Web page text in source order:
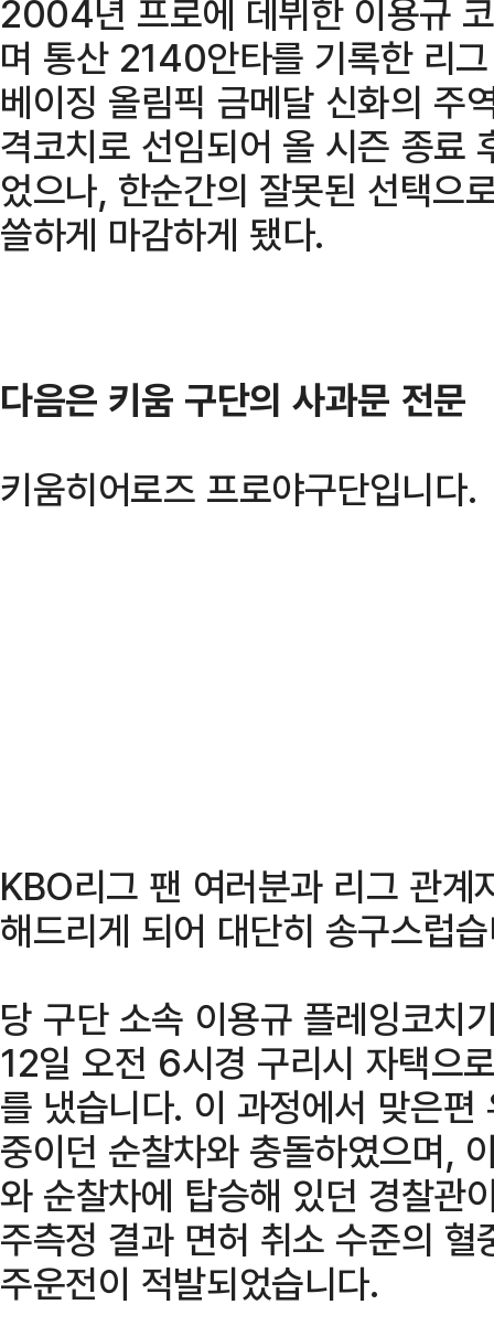
2004년 프로에 데뷔한 이용규
며 통산 2140안타를 기록한 리
베이징 올림픽 금메달 신화의 주
격코치로 선임되어 올 시즌 종료
었으나, 한순간의 잘못된 선택으
쓸하게 마감하게 됐다.
다음은 키움 구단의 사과문 전문
키움히어로즈 프로야구단입니다.
KBO리그 팬 여러분과 리그 관계
해드리게 되어 대단히 송구스럽
당 구단 소속 이용규 플레잉코치
12일 오전 6시경 구리시 자택으
를 냈습니다. 이 과정에서 맞은
중이던 순찰차와 충돌하였으며,
와 순찰차에 탑승해 있던 경찰관
주측정 결과 면허 취소 수준의
주운전이 적발되었습니다.